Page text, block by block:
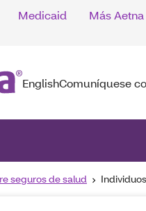
Medicaid Más Aetna
EnglishComuníquese
seguros de salud